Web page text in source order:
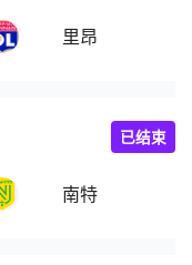
里昂
南特
已结束